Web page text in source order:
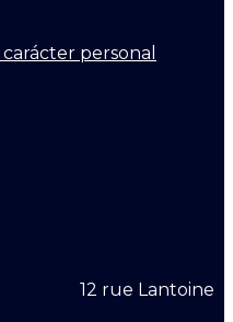
personal
12 rue Lantoine